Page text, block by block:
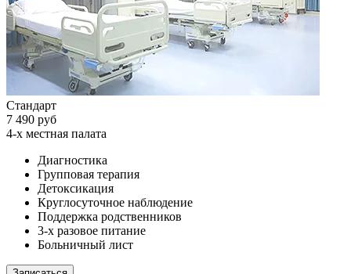
Стандарт
7 490 руб
4-х местная палата
Диагностика
Групповая терапия
Детоксикация
Круглосуточное наблюдение
Поддержка родственников
3-х разовое питание
Больничный лист